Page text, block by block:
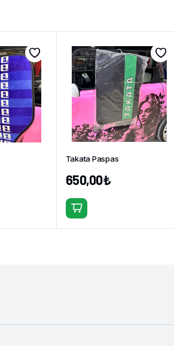
Takata Paspas
650,00₺